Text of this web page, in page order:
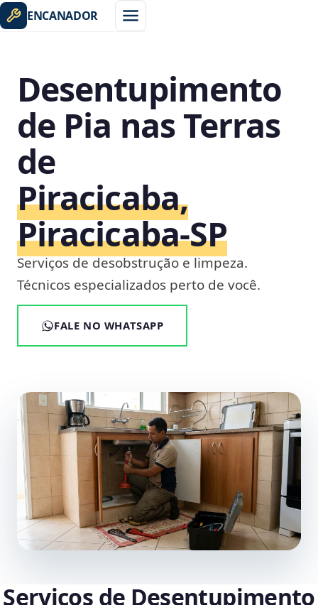
ENCANADOR
Desentupimento
de Pia nas Terras
de
Piracicaba,
Piracicaba‑SP
Serviços de desobstrução e limpeza.
Técnicos especializados perto de você.
FALE NO WHATSAPP
Serviços de Desentupimento